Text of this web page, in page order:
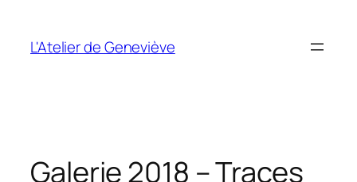
contenu
L'Atelier de Geneviève
Galerie 2018 – Traces